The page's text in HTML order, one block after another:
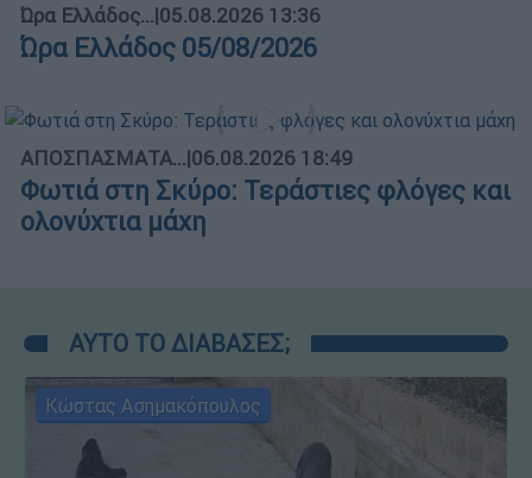
Ώρα Ελλάδος...|05.08.2026 13:36
Ώρα Ελλάδος 05/08/2026
ΑΠΟΣΠΑΣΜΑΤΑ...|06.08.2026 18:49
Φωτιά στη Σκύρο: Τεράστιες φλόγες και
ολονύχτια μάχη
ΑΥΤΟ ΤΟ ΔΙΑΒΑΣΕΣ;
Κώστας Ασημακόπουλος